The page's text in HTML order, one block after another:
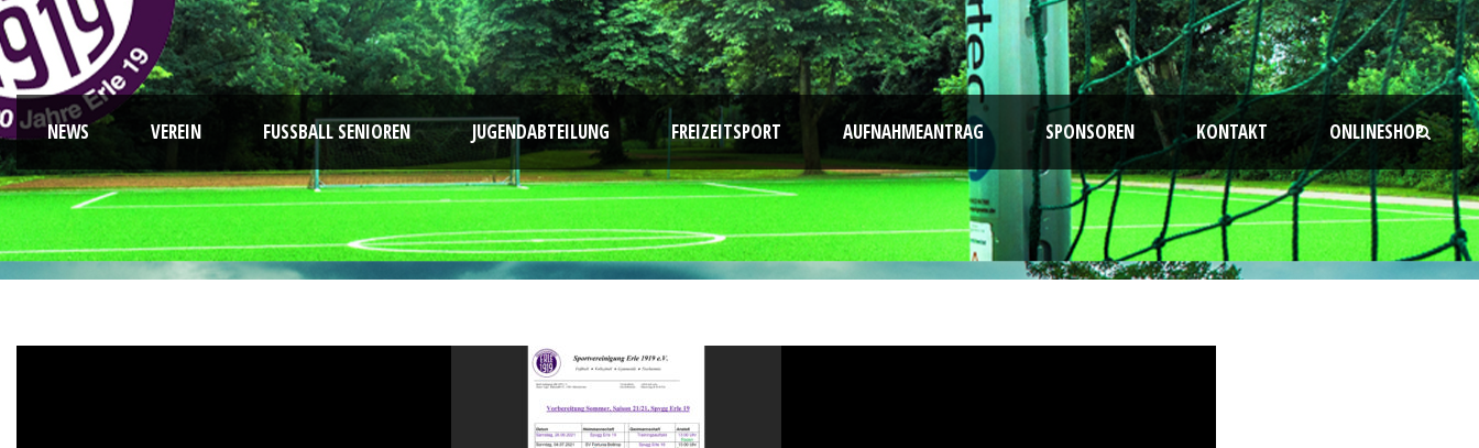
NEWS VEREIN FUSSBALL SENIOREN JUGENDABTEILUNG FREIZEITSPORT AUFNAHMEANTRAG SPONSOREN KONTAKT ONLINESHOP